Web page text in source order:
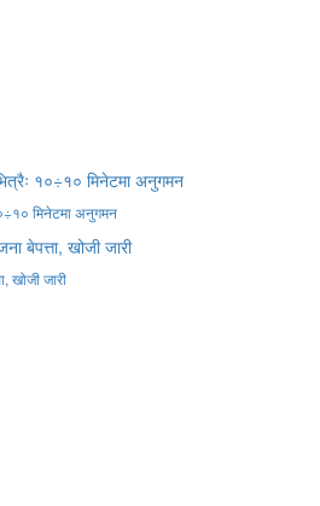
मिनेटमा अनुगमन
खोजी जारी